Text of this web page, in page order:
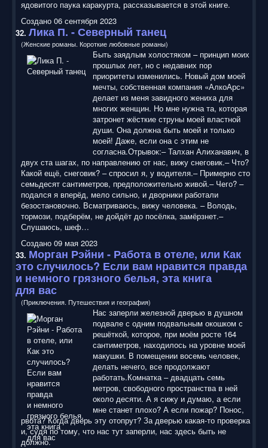
ядовитого паука каракурта, рассказывается в этой книге.
Создано 06 сентября 2023
32. Лика П. - Северный танец
(Женские романы. Короткие любовные романы)
Быть заядлым холостяком – принцип моих
прошлых лет, но с недавних пор
приоритеты изменились. Новый дом моей
мечты, собственная компания «АлкоАрс»
делает из меня завидного жениха для
многих женщин. Но мне нужна та, которая
затронет жёсткие струны моей властной
души. Она должна быть моей и только
моей! Даже, если она с этим не
согласна.Отрывок:– Талхан Алиханавич, в
двух ста шагах, по направлению от нас, вижу снеговик.– Что?
Какой ещё, снеговик? – спросил я, у водителя.– Примерно сто
семьдесят сантиметров, предположительно живой.– Чего? –
подался я вперёд, мело сильно, и дворники работали
безостановочно. Всматриваюсь, вижу человека. – Володь,
тормози, подберём, не дойдёт до посёлка, замёрзнет.–
Слушаюсь, шеф…
Создано 09 мая 2023
33. Морган Рэйни - Работа в отеле, или Как
это случилось? Если вам нравится правда
и немного грязного белья, эта книга
для вас
(Приключения. Путешествия и география)
Нас заперли железной дверью в душном
подвале с одним подвальным окошком с
решёткой, которое, при моём росте 164
сантиметров, находилось на уровне моей
макушки. В помещении восемь человек,
делать нечего, все продолжают
работать.Комнатка – двадцать семь
метров, свободного пространства в ней
около десяти. А я сижу и думаю, а если
мне станет плохо? А если пожар? Понос,
рвота? Когда дверь эту отопрут? За дверью какая-то проверка
и, судя по тому, что нас тут заперли, нас здесь быть не
должно.